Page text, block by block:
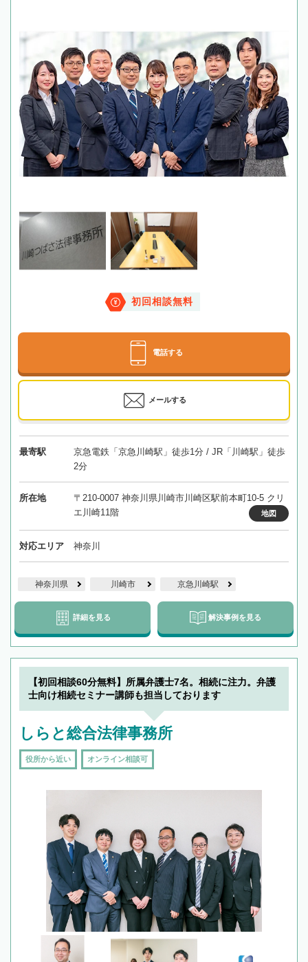
初回相談無料
電話する
メールする
最寄駅
京急電鉄「京急川崎駅」徒歩1分 / JR「川崎駅」徒歩
2分
所在地
〒210-0007 神奈川県川崎市川崎区駅前本町10-5 クリ
エ川崎11階
地図
対応エリア 神奈川
神奈川県 川崎市 京急川崎駅
詳細を見る 解決事例を見る
【初回相談60分無料】所属弁護士7名。相続に注力。弁護
士向け相続セミナー講師も担当しております
しらと総合法律事務所
役所から近い オンライン相談可